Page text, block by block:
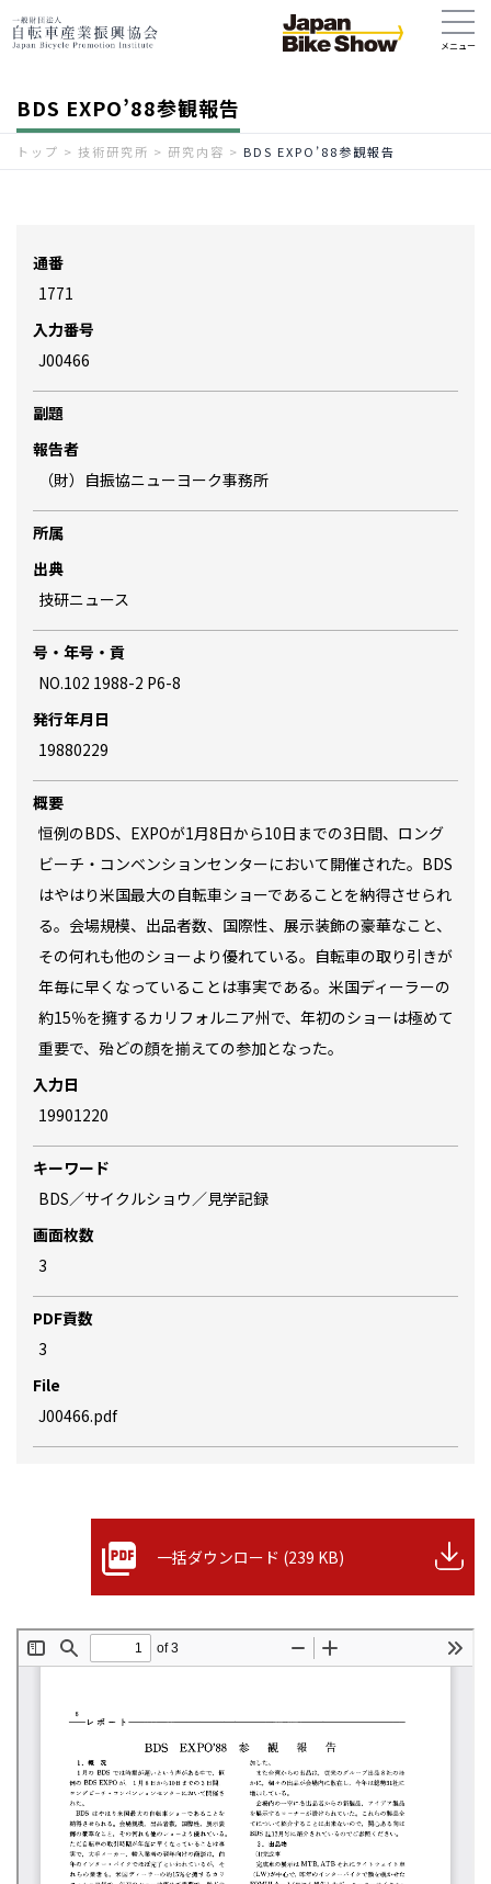
BDS EXPO’88参観報告
トップ > 技術研究所 > 研究内容 > BDS EXPO’88参観報告
通番
1771
入力番号
J00466
副題
報告者
（財）自振協ニューヨーク事務所
所属
出典
技研ニュース
号・年号・貢
NO.102 1988-2 P6-8
発行年月日
19880229
概要
恒例のBDS、EXPOが1月8日から10日までの3日間、ロング
ビーチ・コンベンションセンターにおいて開催された。BDS
はやはり米国最大の自転車ショーであることを納得させられ
る。会場規模、出品者数、国際性、展示装飾の豪華なこと、
その何れも他のショーより優れている。自転車の取り引きが
年毎に早くなっていることは事実である。米国ディーラーの
約15％を擁するカリフォルニア州で、年初のショーは極めて
重要で、殆どの顔を揃えての参加となった。
入力日
19901220
キーワード
BDS／サイクルショウ／見学記録
画面枚数
3
PDF貢数
3
File
J00466.pdf
一括ダウンロード (239 KB)